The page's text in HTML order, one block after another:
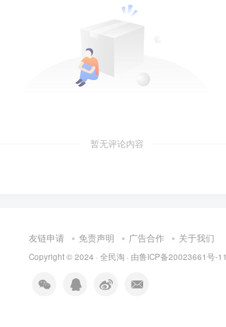
暂无评论内容
友链申请 免责声明 广告合作 关于我们
Copyright © 2024 · 全民淘 · 由鲁ICP备20023661号-11